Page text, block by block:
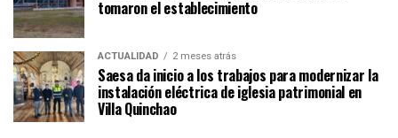
tomaron el establecimiento
ACTUALIDAD 2 meses atrás
Saesa da inicio a los trabajos para modernizar la
instalación eléctrica de iglesia patrimonial en
Villa Quinchao